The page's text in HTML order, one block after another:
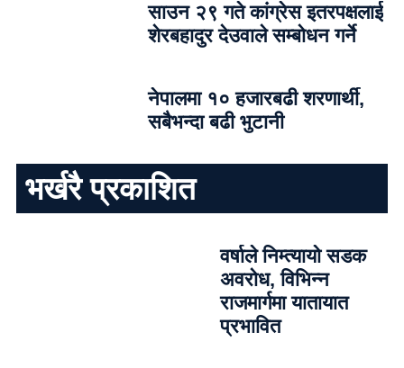
साउन २९ गते कांग्रेस इतरपक्षलाई
शेरबहादुर देउवाले सम्बोधन गर्ने
नेपालमा १० हजारबढी शरणार्थी,
सबैभन्दा बढी भुटानी
भर्खरै प्रकाशित
वर्षाले निम्त्यायो सडक
अवरोध, विभिन्न
राजमार्गमा यातायात
प्रभावित